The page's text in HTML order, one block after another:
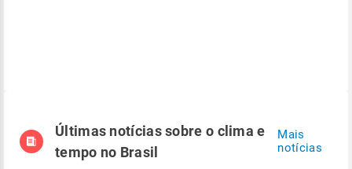
Últimas notícias sobre o clima e
tempo no Brasil
Mais
notícias